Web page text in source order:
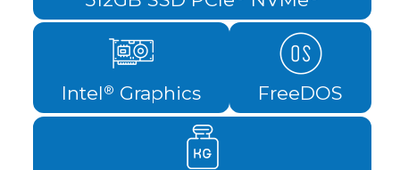
Intel® Graphics FreeDOS